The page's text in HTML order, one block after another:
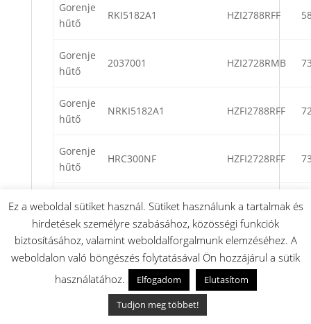
Gorenje
hűtő
RKI5182A1 HZI2788RFF
Gorenje
hűtő
2037001 HZI2728RMB
Gorenje
hűtő
NRKI5182A1 HZFI2788RFF
Gorenje
hűtő
HRC300NF HZFI2728RFF
Gorenje
RI5182A1 HI3188RFF
Gorenje
hűtő
DCB320NRTA+ HZI2728RMD
NRKI4182E1
Ez a weboldal sütiket használ. Sütiket használunk a tartalmak és
hirdetések személyre szabásához, közösségi funkciók
biztosításához, valamint weboldalforgalmunk elemzéséhez. A
weboldalon való böngészés folytatásával Ön hozzájárul a sütik
használatához.
Elfogadom
Elutasítom
Tudjon meg többet!